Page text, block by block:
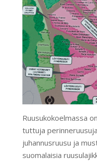
Ruusukokoelmassa
tuttuja
juhannusruusu ja
suomalaisia